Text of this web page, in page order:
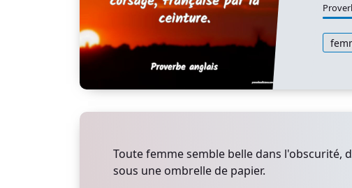
Toute femme semble belle dans l'obscurité,
sous une ombrelle de papier.